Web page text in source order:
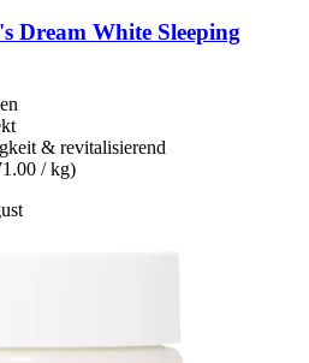
Dream White Sleeping
& revitalisierend
/ kg)